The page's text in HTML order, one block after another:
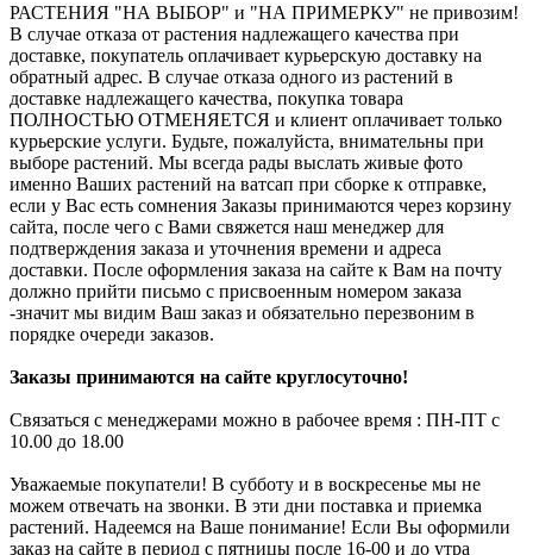
РАСТЕНИЯ "НА ВЫБОР" и "НА ПРИМЕРКУ" не привозим!
В случае отказа от растения надлежащего качества при
доставке, покупатель оплачивает курьерскую доставку на
обратный адрес. В случае отказа одного из растений в
доставке надлежащего качества, покупка товара
ПОЛНОСТЬЮ ОТМЕНЯЕТСЯ и клиент оплачивает только
курьерские услуги. Будьте, пожалуйста, внимательны при
выборе растений. Мы всегда рады выслать живые фото
именно Ваших растений на ватсап при сборке к отправке,
если у Вас есть сомнения Заказы принимаются через корзину
сайта, после чего с Вами свяжется наш менеджер для
подтверждения заказа и уточнения времени и адреса
доставки. После оформления заказа на сайте к Вам на почту
должно прийти письмо с присвоенным номером заказа
-значит мы видим Ваш заказ и обязательно перезвоним в
порядке очереди заказов.
Заказы принимаются на сайте круглосуточно!
Связаться с менеджерами можно в рабочее время : ПН-ПТ с
10.00 до 18.00
Уважаемые покупатели! В субботу и в воскресенье мы не
можем отвечать на звонки. В эти дни поставка и приемка
растений. Надеемся на Ваше понимание! Если Вы оформили
заказ на сайте в период с пятницы после 16-00 и до утра